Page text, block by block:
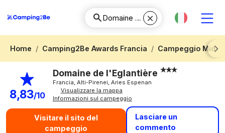
Home Camping2Be Awards Francia
Campeggio Midi-
Next
8,83/10
Domaine de l'Eglantière
Francia, Alti-Pirenei, Aries Espenan
Visualizzare la mappa
Informazioni sul campeggio
Visitare il sito del
campeggio
Lasciare un
commento